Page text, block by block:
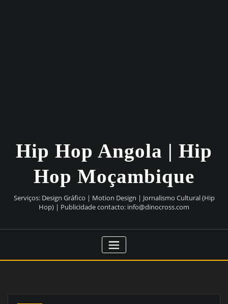
Hip Hop Angola | Hip
Hop Moçambique
Serviços: Design Gráfico | Motion Design | Jornalismo Cultural (Hip
Hop) | Publicidade contacto: info@dinocross.com